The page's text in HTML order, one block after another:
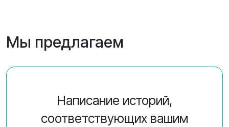
Мы предлагаем
Написание историй,
соответствующих вашим